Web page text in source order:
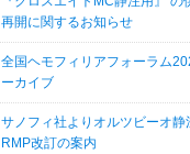
再開に関するお知らせ
全国ヘモフィリアフォーラム
ーカイブ
サノフィ社よりオルツビーオ静
RMP改訂の案内